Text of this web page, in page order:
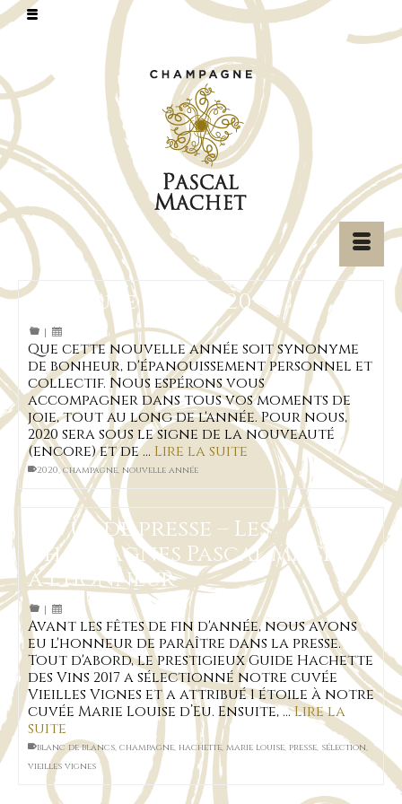
En route vers 2020
|
Que cette nouvelle année soit synonyme
de bonheur, d'épanouissement personnel et
collectif. Nous espérons vous
accompagner dans tous vos moments de
joie, tout au long de l'année. Pour nous,
2020 sera sous le signe de la nouveauté
(encore) et de … Lire la suite
2020,champagne, nouvelle année
Revue de presse – Les
Champagnes Pascal MACHET
à l’honneur
|
Avant les fêtes de fin d'année, nous avons
eu l'honneur de paraître dans la presse.
Tout d'abord, le prestigieux Guide Hachette
des Vins 2017 a sélectionné notre cuvée
Vieilles Vignes et a attribué 1 étoile à notre
cuvée Marie Louise d’Eu. Ensuite, …Lire la
suite
blanc de blancs, champagne, hachette, marie louise, presse, sélection,
vieilles vignes